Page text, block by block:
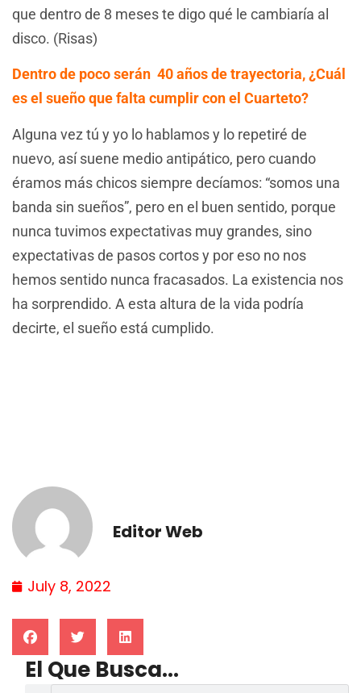
que dentro de 8 meses te digo qué le cambiaría al
disco. (Risas)
Dentro de poco serán 40 años de trayectoria, ¿Cuál
es el sueño que falta cumplir con el Cuarteto?
Alguna vez tú y yo lo hablamos y lo repetiré de
nuevo, así suene medio antipático, pero cuando
éramos más chicos siempre decíamos: “somos una
banda sin sueños”, pero en el buen sentido, porque
nunca tuvimos expectativas muy grandes, sino
expectativas de pasos cortos y por eso no nos
hemos sentido nunca fracasados. La existencia nos
ha sorprendido. A esta altura de la vida podría
decirte, el sueño está cumplido.
Editor Web
July 8, 2022
El Que Busca...